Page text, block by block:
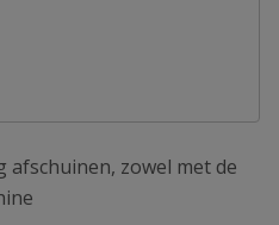
afschuinen, zowel met de